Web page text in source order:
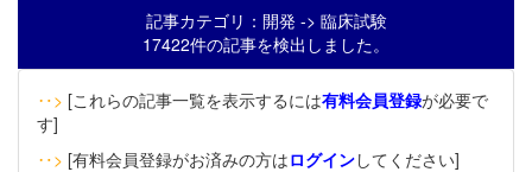
記事カテゴリ：開発 -> 臨床試験
17422件の記事を検出しました。
‥> [これらの記事一覧を表示するには有料会員登録が必要で
す]
‥> [有料会員登録がお済みの方はログインしてください]